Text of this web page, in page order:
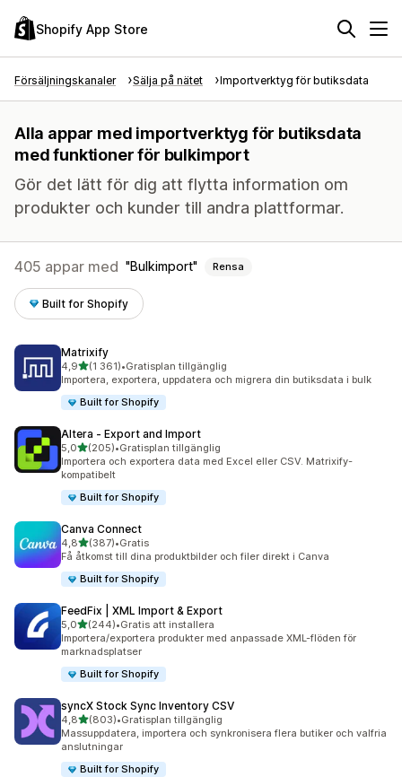
Shopify App Store
Försäljningskanaler Sälja på nätet Importverktyg för butiksdata
Alla appar med importverktyg för butiksdata
med funktioner för bulkimport
Gör det lätt för dig att flytta information om
produkter och kunder till andra plattformar.
405 appar med Bulkimport Rensa
Built for Shopify
Matrixify
4,9av 5 stjärnor
(1 361)
1361 recensioner totalt
•Gratisplan tillgänglig
Importera, exportera, uppdatera och migrera din butiksdata i bulk
Built for Shopify
Altera ‑ Export and Import
5,0av 5 stjärnor
(205)
205 recensioner totalt
•Gratisplan tillgänglig
Importera och exportera data med Excel eller CSV. Matrixify-
kompatibelt
Built for Shopify
Canva Connect
4,8av 5 stjärnor
(387)
387 recensioner totalt
•Gratis
Få åtkomst till dina produktbilder och filer direkt i Canva
Built for Shopify
FeedFix | XML Import & Export
5,0av 5 stjärnor
(244)
244 recensioner totalt
•Gratis att installera
Importera/exportera produkter med anpassade XML-flöden för
marknadsplatser
Built for Shopify
syncX Stock Sync Inventory CSV
4,8av 5 stjärnor
(803)
803 recensioner totalt
•Gratisplan tillgänglig
Massuppdatera, importera och synkronisera flera butiker och valfria
anslutningar
Built for Shopify